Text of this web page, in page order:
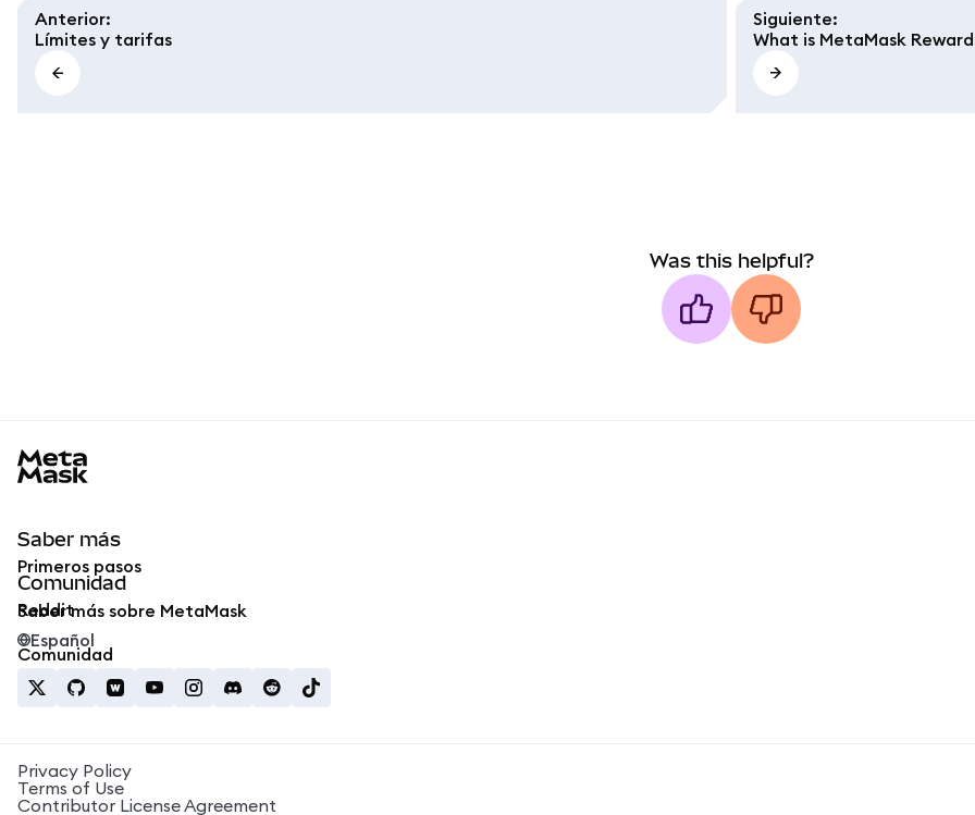
Anterior:
Límites y tarifas
Siguiente:
What is MetaMask
Was this helpful?
Saber más
Primeros pasos
Saber más sobre MetaMask
Comunidad
Reddit
Comunidad
Español
Privacy Policy
Terms of Use
Contributor License Agreement